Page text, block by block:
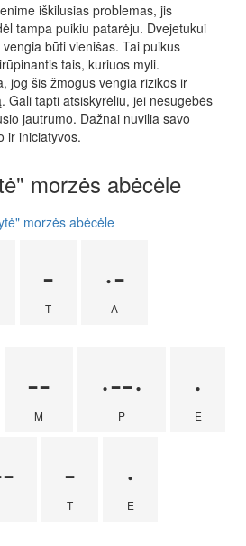
iškilusias problemas, jis
tampa puikiu patarėju. Dvejetukui
būti vienišas. Tai puikus
tais, kuriuos myli.
jog šis žmogus vengia rizikos ir
Gali tapti atsiskyrėliu, jei nesugebės
jautrumo. Dažnai nuvilia savo
ir iniciatyvos.
morzės abėcėle
morzės abėcėle
-
T
·-
A
--
M
·--·
P
·
E
-
T
·
E